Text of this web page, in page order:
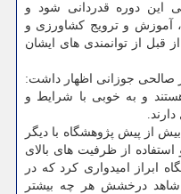
این دوره قدردانی شود و
آموزش و ترویج کشاورزی و
از توانمندی های ایشان
صالحی جوزانی اظهار داشت:
و به خوبی با شرایط و
از پیش پژوهشگاه با دیگر
از ظرفیت های بالای
ابراز امیدواری کرد که در
شاهد درخشش هر چه بیشتر